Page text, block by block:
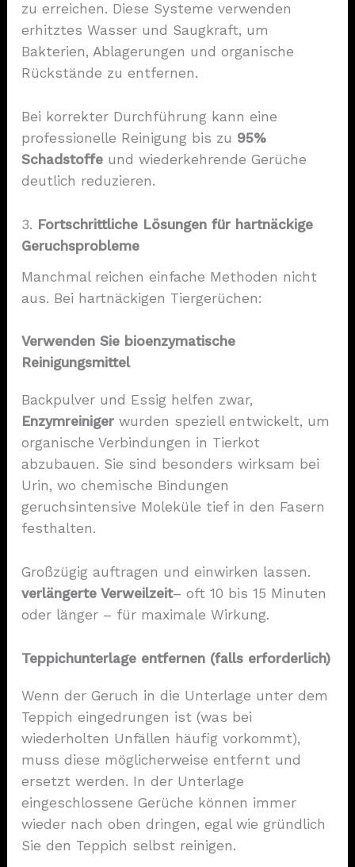
zu erreichen. Diese Systeme verwenden
erhitztes Wasser und Saugkraft, um
Bakterien, Ablagerungen und organische
Rückstände zu entfernen.
Bei korrekter Durchführung kann eine
professionelle Reinigung bis zu 95%
Schadstoffeund wiederkehrende Gerüche
deutlich reduzieren.
3. Fortschrittliche Lösungen für hartnäckige
Geruchsprobleme
Manchmal reichen einfache Methoden nicht
aus. Bei hartnäckigen Tiergerüchen:
Verwenden Sie bioenzymatische
Reinigungsmittel
Backpulver und Essig helfen zwar,
Enzymreinigerwurden speziell entwickelt, um
organische Verbindungen in Tierkot
abzubauen. Sie sind besonders wirksam bei
Urin, wo chemische Bindungen
geruchsintensive Moleküle tief in den Fasern
festhalten.
Großzügig auftragen und einwirken lassen.
verlängerte Verweilzeit– oft 10 bis 15 Minuten
oder länger – für maximale Wirkung.
Teppichunterlage entfernen (falls erforderlich)
Wenn der Geruch in die Unterlage unter dem
Teppich eingedrungen ist (was bei
wiederholten Unfällen häufig vorkommt),
muss diese möglicherweise entfernt und
ersetzt werden. In der Unterlage
eingeschlossene Gerüche können immer
wieder nach oben dringen, egal wie gründlich
Sie den Teppich selbst reinigen.